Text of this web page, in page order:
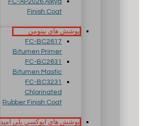
FC-AP2026 Alkyd
Finish Coat
پوشش های بیتومن
FC-BC2617
Bitumen Primer
FC-BC2631
Bitumen Mastic
FC-BC3231
Chlorinated
Rubber Finish Coat
پوشش های اپوکسی پلی آمید